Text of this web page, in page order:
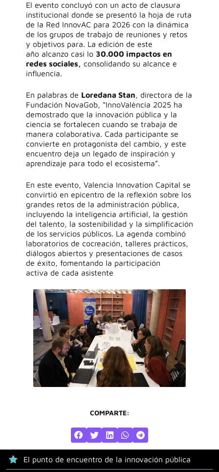
El evento concluyó con un acto de clausura
institucional donde se presentó la hoja de ruta
de la Red InnovAC para 2026con la dinámica
de los grupos de trabajo de reuniones y retos
y objetivos para. La edición de este
año alcanzo casi lo 30.000 impactos en
redes sociales, consolidando su alcance e
influencia.
En palabras de Loredana Stan, directora de la
Fundación NovaGob, “InnoValència 2025 ha
demostrado que la innovación pública y la
ciencia se fortalecen cuando se trabaja de
manera colaborativa. Cada participante se
convierte en protagonista del cambio, y este
encuentro deja un legado de inspiración y
aprendizaje para todo el ecosistema”.
En este evento, Valencia Innovation Capital se
convirtió en epicentro de la reflexión sobre los
grandes retos de la administración pública,
incluyendo la inteligencia artificial, la gestión
del talento, la sostenibilidad y la simplificación
de los servicios públicos. La agenda combinó
laboratorios de cocreación, talleres prácticos,
diálogos abiertos y presentaciones de casos
de éxito, fomentando la participación
activa de cada asistente
COMPARTE:
El punto de encuentro de la innovación pública